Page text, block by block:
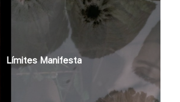
Límites Manifesta